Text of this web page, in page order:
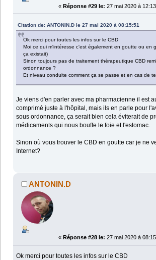
« Réponse #29 le: 27 mai 2020 à
Citation de: ANTONIN.D le 27 mai 2020 à 08:15:51
Ok merci pour toutes les infos sur le CBD
Moi ce qui m'intéresse c'est également en goutte ou en
ça existait)
Sinon toujours pas de traitement thérapeutique CBD
ordonnance ?
Et niveau conduite comment ça se passe et en cas de
Je viens d'en parler avec ma pharmacienne il est
comprimé juste à l'hôpital, mais ils en parle pour
sous ordonnance, ça serait bien cela éviterait de
médicaments qui nous bouffe le foie et l'estomac.
Sinon où vous trouver le CBD en goutte car je ne
Internet?
ANTONIN.D
« Réponse #28 le: 27 mai 2020 à
Ok merci pour toutes les infos sur le CBD